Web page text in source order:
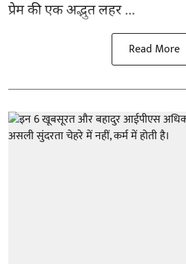
प्रेम की एक अद्भुत लहर ...
Read More